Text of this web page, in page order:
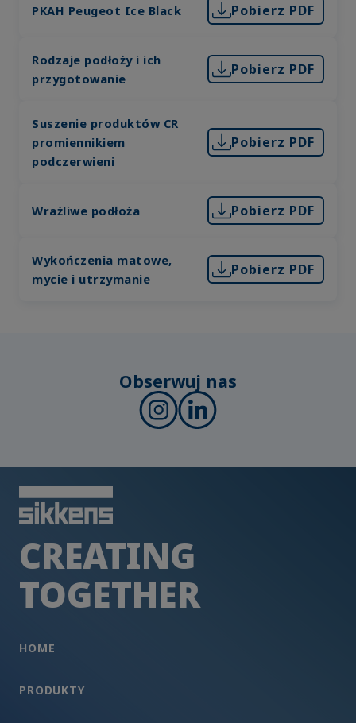
PKAH Peugeot Ice Black Pobierz PDF
Rodzaje podłoży i ich
przygotowanie
Pobierz PDF
Suszenie produktów CR
promiennikiem
podczerwieni
Pobierz PDF
Wrażliwe podłoża Pobierz PDF
Wykończenia matowe,
mycie i utrzymanie
Pobierz PDF
Obserwuj nas
CREATING
TOGETHER
HOME
PRODUKTY